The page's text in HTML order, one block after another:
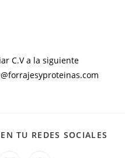
C.V a la siguiente
TU REDES SOCIALES